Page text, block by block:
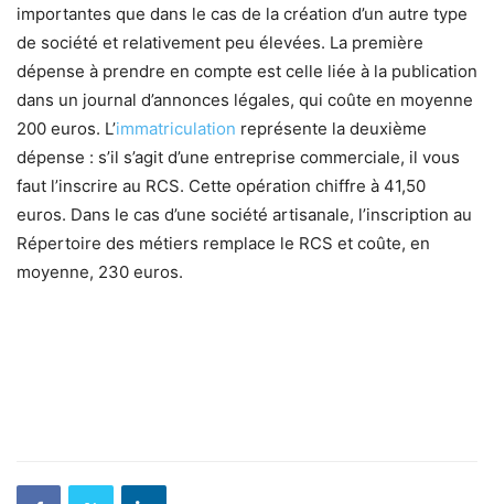
importantes que dans le cas de la création d’un autre type
de société et relativement peu élevées. La première
dépense à prendre en compte est celle liée à la publication
dans un journal d’annonces légales, qui coûte en moyenne
200 euros. L’immatriculation représente la deuxième
dépense : s’il s’agit d’une entreprise commerciale, il vous
faut l’inscrire au RCS. Cette opération chiffre à 41,50
euros. Dans le cas d’une société artisanale, l’inscription au
Répertoire des métiers remplace le RCS et coûte, en
moyenne, 230 euros.